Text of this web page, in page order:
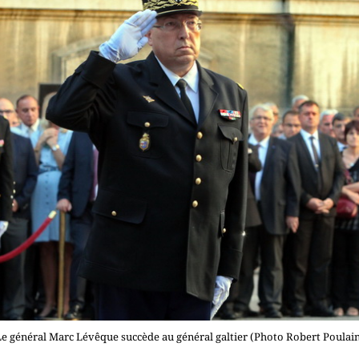
général Marc Lévêque succède au général galtier (Photo Robert